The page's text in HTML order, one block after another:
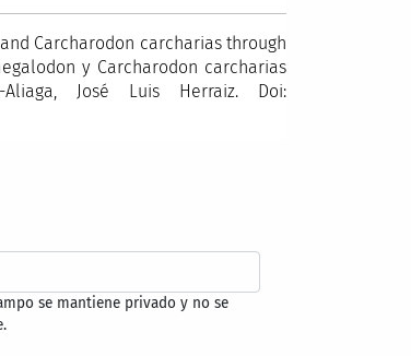
Carcharodon carcharias through
y Carcharodon carcharias
José Luis Herraiz. Doi:
se mantiene privado y no se